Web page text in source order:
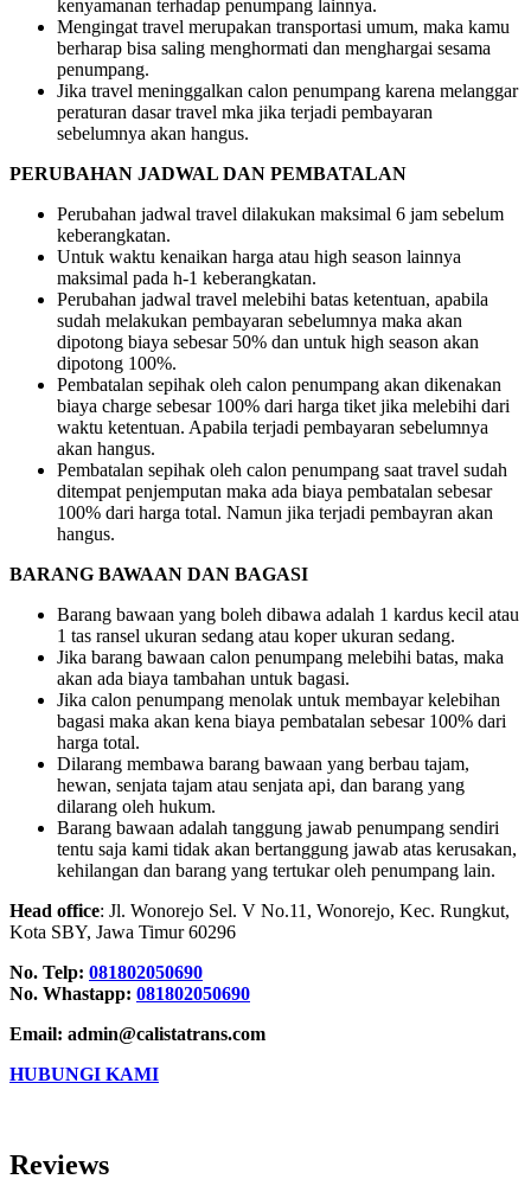
kenyamanan terhadap penumpang lainnya.
Mengingat travel merupakan transportasi umum, maka kamu
berharap bisa saling menghormati dan menghargai sesama
penumpang.
Jika travel meninggalkan calon penumpang karena melanggar
peraturan dasar travel mka jika terjadi pembayaran
sebelumnya akan hangus.
PERUBAHAN JADWAL DAN PEMBATALAN
Perubahan jadwal travel dilakukan maksimal 6 jam sebelum
keberangkatan.
Untuk waktu kenaikan harga atau high season lainnya
maksimal pada h-1 keberangkatan.
Perubahan jadwal travel melebihi batas ketentuan, apabila
sudah melakukan pembayaran sebelumnya maka akan
dipotong biaya sebesar 50% dan untuk high season akan
dipotong 100%.
Pembatalan sepihak oleh calon penumpang akan dikenakan
biaya charge sebesar 100% dari harga tiket jika melebihi dari
waktu ketentuan. Apabila terjadi pembayaran sebelumnya
akan hangus.
Pembatalan sepihak oleh calon penumpang saat travel sudah
ditempat penjemputan maka ada biaya pembatalan sebesar
100% dari harga total. Namun jika terjadi pembayran akan
hangus.
BARANG BAWAAN DAN BAGASI
Barang bawaan yang boleh dibawa adalah 1 kardus kecil atau
1 tas ransel ukuran sedang atau koper ukuran sedang.
Jika barang bawaan calon penumpang melebihi batas, maka
akan ada biaya tambahan untuk bagasi.
Jika calon penumpang menolak untuk membayar kelebihan
bagasi maka akan kena biaya pembatalan sebesar 100% dari
harga total.
Dilarang membawa barang bawaan yang berbau tajam,
hewan, senjata tajam atau senjata api, dan barang yang
dilarang oleh hukum.
Barang bawaan adalah tanggung jawab penumpang sendiri
tentu saja kami tidak akan bertanggung jawab atas kerusakan,
kehilangan dan barang yang tertukar oleh penumpang lain.
Head office: Jl. Wonorejo Sel. V No.11, Wonorejo, Kec. Rungkut,
Kota SBY, Jawa Timur 60296
No. Telp: 081802050690
No. Whastapp: 081802050690
Email: admin@calistatrans.com
HUBUNGI KAMI
Reviews